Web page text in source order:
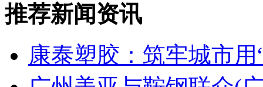
推荐新闻资讯
康泰塑胶：筑牢城市用